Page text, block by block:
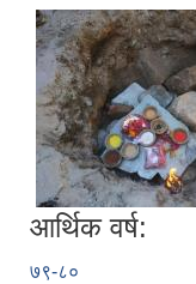
आर्थिक वर्ष:
७९-८०